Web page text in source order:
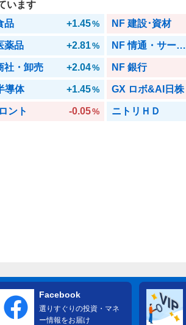
います
品 +1.45% NF 建設･資材
薬品 +2.81% NF 情通・サービス
社・卸売 +2.04% NF 銀行
導体 +1.45% GX ロボ&AI日株
ント -0.05% ニトリＨＤ
Facebook
選りすぐりの投資・マネ
ー情報をお届け